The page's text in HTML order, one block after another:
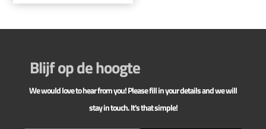
Blijf op de hoogte
We would love to hear from you! Please fill in your details and we will
stay in touch. It's that simple!